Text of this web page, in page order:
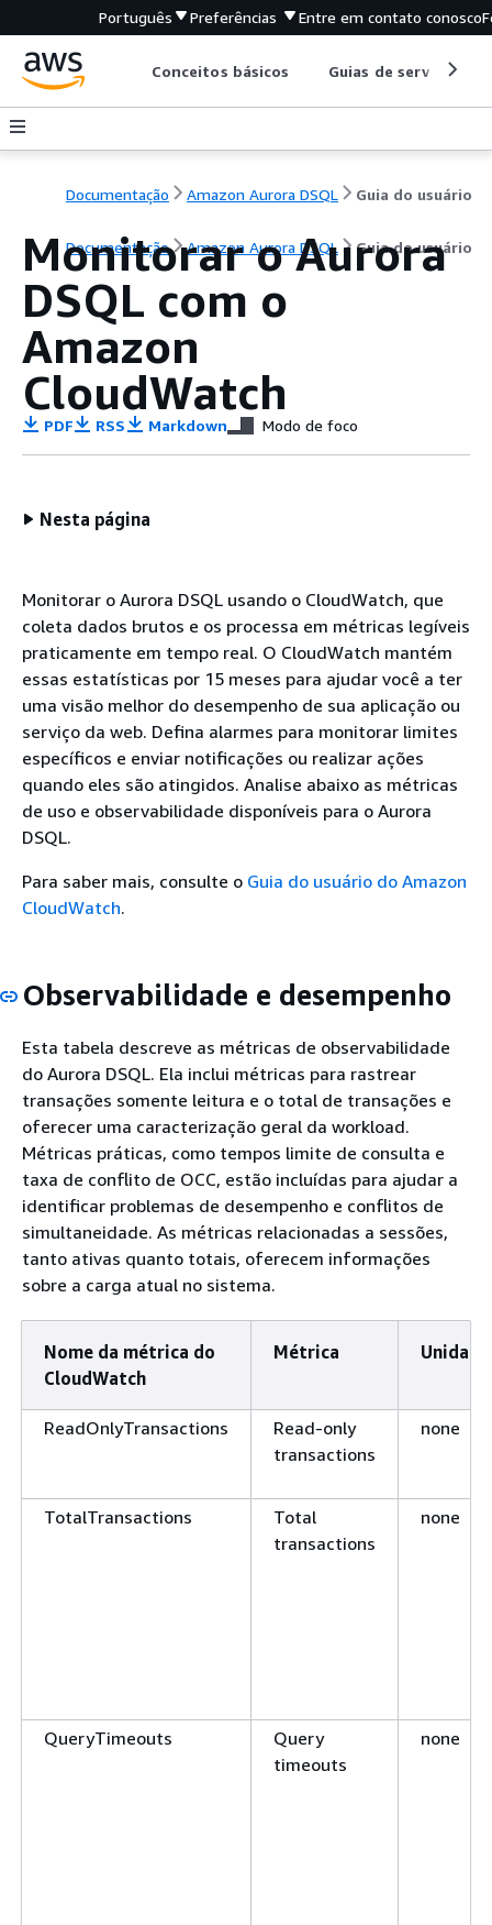
Português Preferências Entre em contato conosco
Conceitos básicos Guias de serviço
Documentação Amazon Aurora DSQL Guia do usuário
Documentação Amazon Aurora DSQL Guia do usuário
Monitorar o Aurora
DSQL com o
Amazon
CloudWatch
PDF RSS Markdown Modo de foco
Nesta página
Monitorar o Aurora DSQL usando o CloudWatch, que
coleta dados brutos e os processa em métricas legíveis
praticamente em tempo real. O CloudWatch mantém
essas estatísticas por 15 meses para ajudar você a ter
uma visão melhor do desempenho de sua aplicação ou
serviço da web. Defina alarmes para monitorar limites
específicos e enviar notificações ou realizar ações
quando eles são atingidos. Analise abaixo as métricas
de uso e observabilidade disponíveis para o Aurora
DSQL.
Para saber mais, consulte o Guia do usuário do Amazon
CloudWatch.
Observabilidade e desempenho
Esta tabela descreve as métricas de observabilidade
do Aurora DSQL. Ela inclui métricas para rastrear
transações somente leitura e o total de transações e
oferecer uma caracterização geral da workload.
Métricas práticas, como tempos limite de consulta e
taxa de conflito de OCC, estão incluídas para ajudar a
identificar problemas de desempenho e conflitos de
simultaneidade. As métricas relacionadas a sessões,
tanto ativas quanto totais, oferecem informações
sobre a carga atual no sistema.
Nome da métrica do
CloudWatch
Métrica Unidade
ReadOnlyTransactions
Read-only
transactions
none
TotalTransactions
Total
transactions
none
QueryTimeouts
Query
timeouts
none